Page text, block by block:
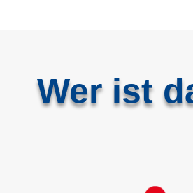
Wer ist